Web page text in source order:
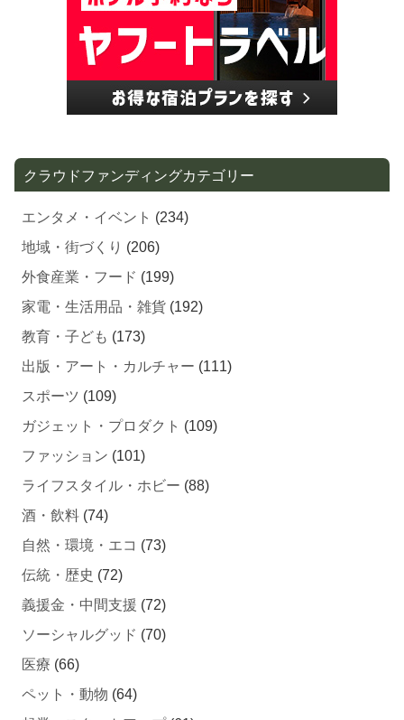
エンタメ・イベント(234)
地域・街づくり(206)
外食産業・フード(199)
家電・生活用品・雑貨(192)
教育・子ども(173)
出版・アート・カルチャー
スポーツ (109)
ガジェット・プロダクト
ファッション (101)
ライフスタイル・ホビー
酒・飲料 (74)
自然・環境・エコ
伝統・歴史 (72)
義援金・中間支援
ソーシャルグッド (70)
医療(66)
ペット・動物
起業・スタートアップ